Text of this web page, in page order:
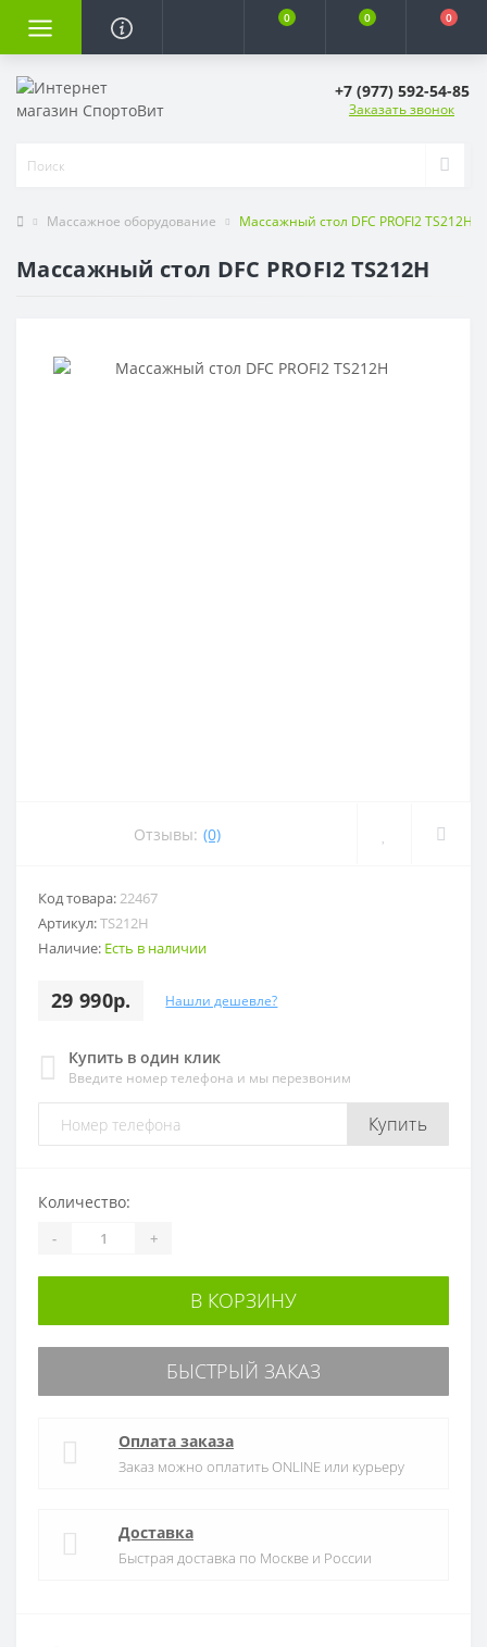
0 0 0
+7 (977) 592-54-85
Заказать звонок
Массажное оборудование Массажный стол DFC PROFI2 TS212H
Массажный стол DFC PROFI2 TS212H
Отзывы: (0)
Код товара:22467
Артикул:TS212H
Наличие: Есть в наличии
29 990р. Нашли дешевле?
Купить в один клик
Введите номер телефона и мы перезвоним
Купить
Количество:
- +
В КОРЗИНУ
БЫСТРЫЙ ЗАКАЗ
Оплата заказа
Заказ можно оплатить ONLINE или курьеру
Доставка
Быстрая доставка по Москве и России